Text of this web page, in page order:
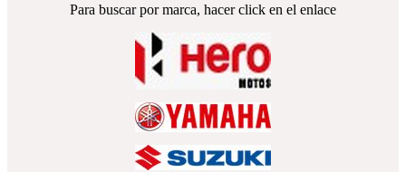
Para buscar por marca, hacer click en el enlace